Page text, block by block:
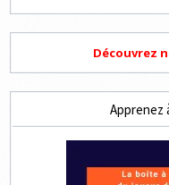
Découvrez
Apprenez